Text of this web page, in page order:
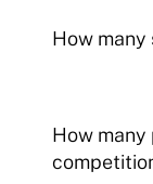
How
How